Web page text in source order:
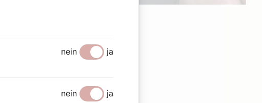
nein ja
nein
ja